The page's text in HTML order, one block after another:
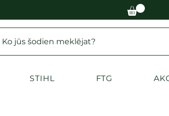
Ko jūs šodien meklējat?
STIHL FTG